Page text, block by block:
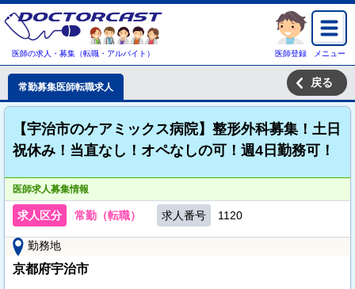
医師の求人・募集（転職・アルバイト） 医師登録 メニュー
常勤募集医師転職求人 戻る
【宇治市のケアミックス病院】整形外科募集！土日
祝休み！当直なし！オペなしの可！週4日勤務可！
医師求人募集情報
求人区分 常勤（転職） 求人番号 1120
勤務地
京都府宇治市